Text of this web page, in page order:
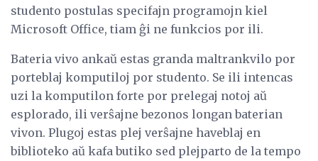
studento postulas specifajn programojn kiel
Microsoft Office, tiam ĝi ne funkcios por ili.
Bateria vivo ankaŭ estas granda maltrankvilo por
porteblaj komputiloj por studento. Se ili intencas
uzi la komputilon forte por prelegaj notoj aŭ
esplorado, ili verŝajne bezonos longan baterian
vivon. Plugoj estas plej verŝajne haveblaj en
biblioteko aŭ kafa butiko sed plejparto de la tempo